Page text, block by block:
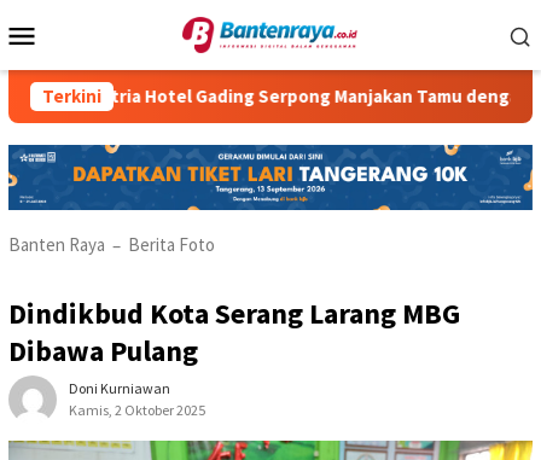
ke
Mobile
Terkini
Atria Hotel Gading Serpong Manjakan Tamu dengan Robot
Banten Raya – Berita Foto
Dindikbud Kota Serang Larang MBG
Dibawa Pulang
Doni Kurniawan
Kamis, 2 Oktober 2025